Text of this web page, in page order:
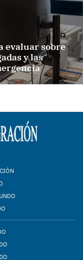
evaluar sobre
y las